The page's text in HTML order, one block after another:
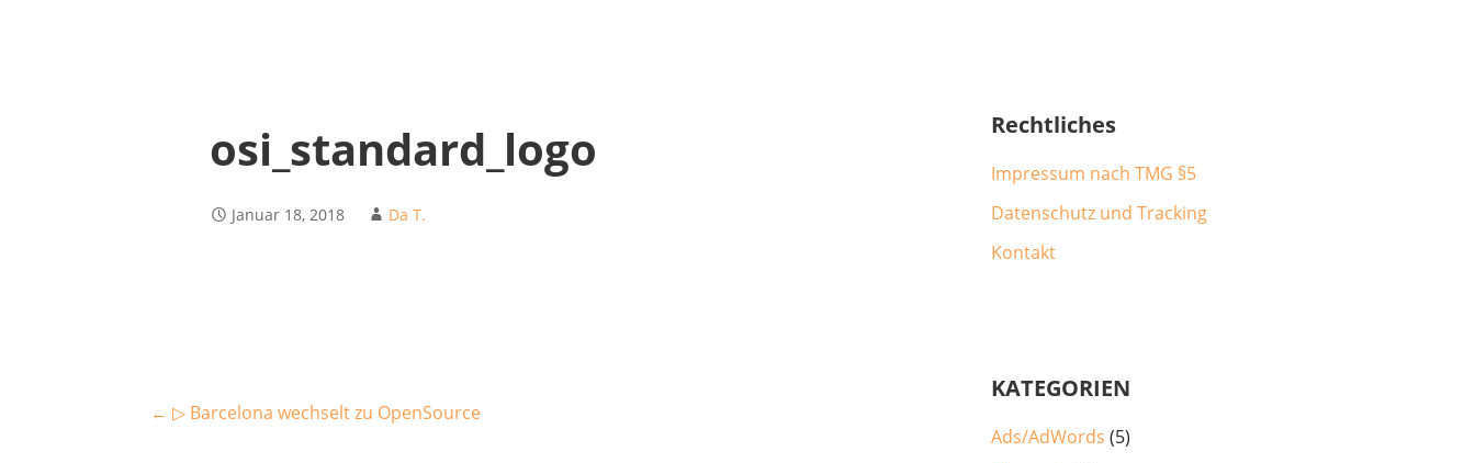
osi_standard_logo
Januar 18, 2018 Da T.
Beitragsnavigation
← ▷ Barcelona wechselt zu OpenSource
Rechtliches
Impressum nach TMG §5
Datenschutz und Tracking
Kontakt
KATEGORIEN
Ads/AdWords (5)